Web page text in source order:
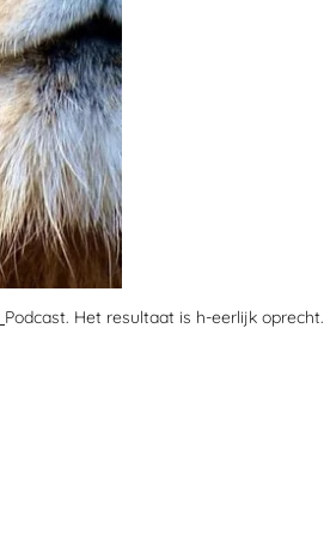
Podcast. Het resultaat is h-eerlijk oprecht.